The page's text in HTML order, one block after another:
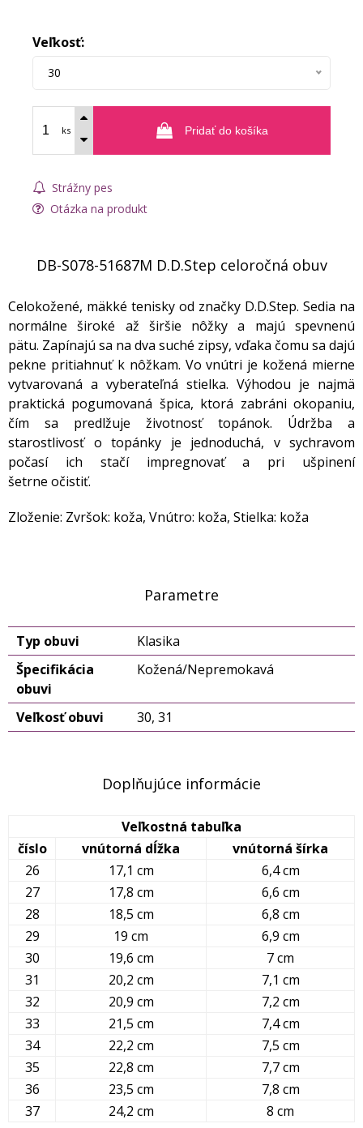
Veľkosť:
30
ks Pridať do košíka
Strážny pes
Otázka na produkt
DB-S078-51687M D.D.Step celoročná obuv
Celokožené, mäkké tenisky od značky D.D.Step. Sedia na
normálne široké až širšie nôžky a majú spevnenú
pätu. Zapínajú sa na dva suché zipsy, vďaka čomu sa dajú
pekne pritiahnuť k nôžkam. Vo vnútri je kožená mierne
vytvarovaná a vyberateľná stielka. Výhodou je najmä
praktická pogumovaná špica, ktorá zabráni okopaniu,
čím sa predlžuje životnosť topánok. Údržba a
starostlivosť o topánky je jednoduchá, v sychravom
počasí ich stačí impregnovať a pri ušpinení
šetrne očistiť.
Zloženie: Zvršok: koža, Vnútro: koža, Stielka: koža
Parametre
Typ obuvi
Klasika
Špecifikácia
obuvi
Kožená/Nepremokavá
Veľkosť obuvi 30, 31
Doplňujúce informácie
Veľkostná tabuľka
číslo
vnútorná dĺžka
vnútorná šírka
26
17,1 cm
6,4 cm
27
17,8 cm
6,6 cm
28
18,5 cm
6,8 cm
29
19 cm
6,9 cm
30
19,6 cm
7 cm
31
20,2 cm
7,1 cm
32
20,9 cm
7,2 cm
33
21,5 cm
7,4 cm
34
22,2 cm
7,5 cm
35
22,8 cm
7,7 cm
36
23,5 cm
7,8 cm
37
24,2 cm 8 cm